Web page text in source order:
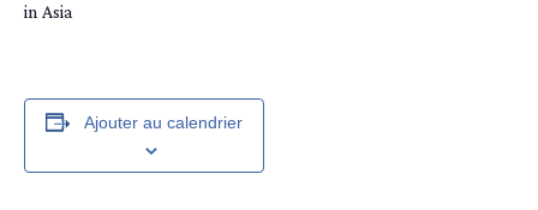
in Asia
Ajouter au calendrier